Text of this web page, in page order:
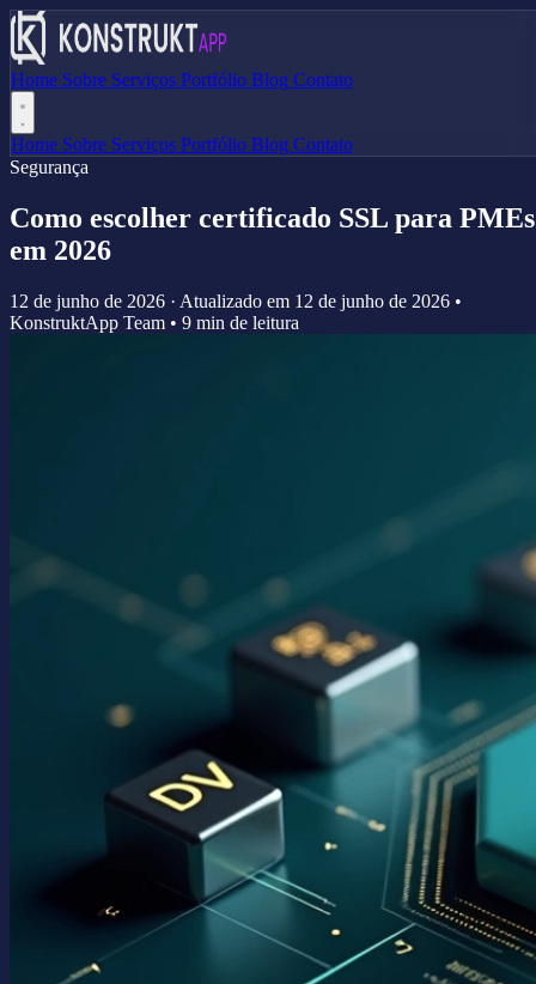
Home Sobre Serviços Portfólio Blog Contato
Home Sobre Serviços Portfólio Blog Contato
Segurança
Como escolher certificado SSL para PMEs
em 2026
12 de junho de 2026 · Atualizado em 12 de junho de 2026 •
KonstruktApp Team • 9 min de leitura